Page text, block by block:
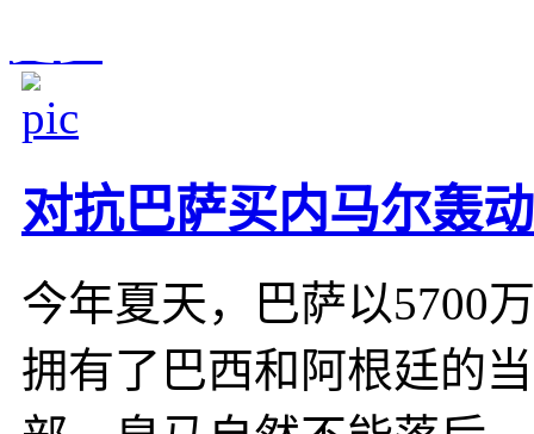
对抗巴萨买内马尔轰
今年夏天，巴萨以5700
拥有了巴西和阿根廷的